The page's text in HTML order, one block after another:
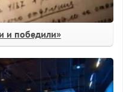
и победили»